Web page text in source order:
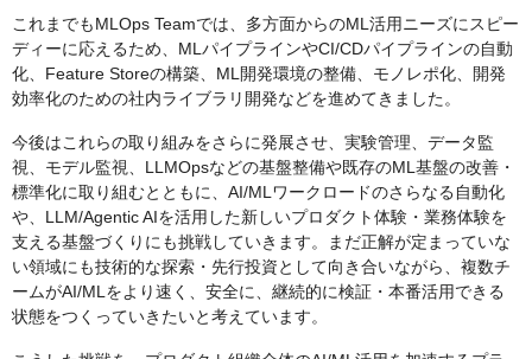
これまでもMLOps Teamでは、多方面からのML活用ニーズにスピー
ディーに応えるため、MLパイプラインやCI/CDパイプラインの自動
化、Feature Storeの構築、ML開発環境の整備、モノレポ化、開発
効率化のための社内ライブラリ開発などを進めてきました。
今後はこれらの取り組みをさらに発展させ、実験管理、データ監
視、モデル監視、LLMOpsなどの基盤整備や既存のML基盤の改善・
標準化に取り組むとともに、AI/MLワークロードのさらなる自動化
や、LLM/Agentic AIを活用した新しいプロダクト体験・業務体験を
支える基盤づくりにも挑戦していきます。まだ正解が定まっていな
い領域にも技術的な探索・先行投資として向き合いながら、複数チ
ームがAI/MLをより速く、安全に、継続的に検証・本番活用できる
状態をつくっていきたいと考えています。